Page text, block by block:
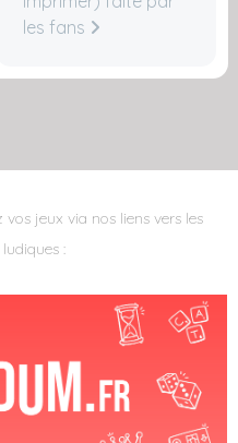
les fans
jeux via nos liens vers les
: